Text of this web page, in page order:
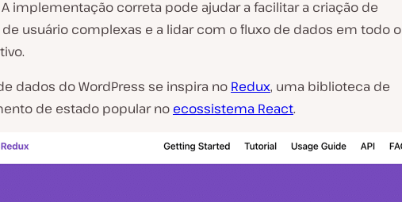
implementação correta pode ajudar a facilitar a criação de
usuário complexas e a lidar com o fluxo de dados em todo o
dados do WordPress se inspira no Redux, uma biblioteca de
de estado popular no ecossistema React.